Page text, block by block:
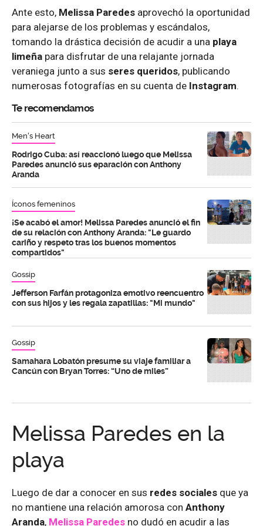
Ante esto, Melissa Paredes aprovechó la oportunidad
para alejarse de los problemas y escándalos,
tomando la drástica decisión de acudir a una playa
limeña para disfrutar de una relajante jornada
veraniega junto a sus seres queridos, publicando
numerosas fotografías en su cuenta de Instagram.
Te recomendamos
Men's Heart
Rodrigo Cuba: así reaccionó luego que Melissa
Paredes anunció sus eparación con Anthony
Aranda
Íconos femeninos
¡Se acabó el amor! Melissa Paredes anunció el fin
de su relación con Anthony Aranda: "Le guardo
cariño y respeto tras los buenos momentos
compartidos"
Gossip
Jefferson Farfán protagoniza emotivo reencuentro
con sus hijos y les regala zapatillas: "Mi mundo"
Gossip
Samahara Lobatón presume su viaje familiar a
Cancún con Bryan Torres: “Uno de miles”
Melissa Paredes en la
playa
Luego de dar a conocer en sus redes sociales que ya
no mantiene una relación amorosa con Anthony
Aranda, Melissa Paredes no dudó en acudir a las